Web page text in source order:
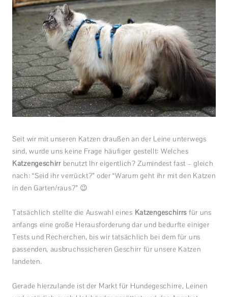
Seit wir mit unseren Katzen draußen an der Leine unterwegs
sind, wurde uns keine Frage häufiger gestellt: Welches
Katzengeschirrbenutzt Ihr eigentlich? Zumindest fast – gleich
nach: “Seid ihr verrückt?” oder “Warum geht ihr mit den Katzen
in den Garten/raus?” 😉
Tatsächlich stellte die Auswahl eines Katzengeschirrs für uns
anfangs eine große Herausforderung dar und bedurfte einiger
Tests und Recherchen, bis wir tatsächlich bei dem für uns
passenden, ausbruchssicheren Geschirr für unsere Katzen
landeten.
Gerade hierzulande ist der Markt für Hundegeschirre, Leinen